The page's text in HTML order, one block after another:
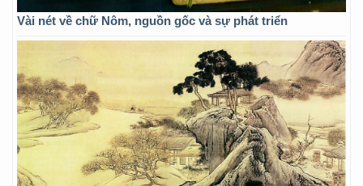
Vài nét về chữ Nôm, nguồn gốc và sự phát triển